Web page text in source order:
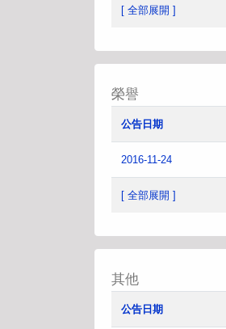
[ 全部展開 ]
榮譽
公告日期
2016-11-24
[ 全部展開 ]
其他
公告日期